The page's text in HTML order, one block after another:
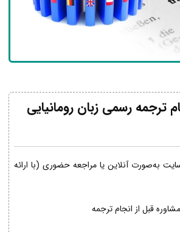
ترجمه رسمی زبان رومانیایی
به‌صورت آنلاین یا مراجعه حضوری (با ارائه
قبل از انجام ترجمه